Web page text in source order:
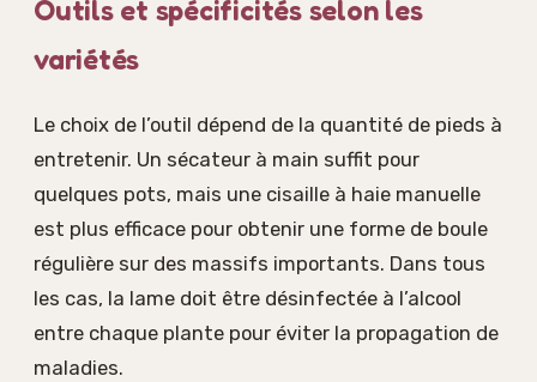
Outils et spécificités selon les
variétés
Le choix de l’outil dépend de la quantité de pieds à
entretenir. Un sécateur à main suffit pour
quelques pots, mais une cisaille à haie manuelle
est plus efficace pour obtenir une forme de boule
régulière sur des massifs importants. Dans tous
les cas, la lame doit être désinfectée à l’alcool
entre chaque plante pour éviter la propagation de
maladies.